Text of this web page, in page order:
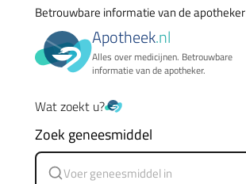
Betrouwbare informatie van de apotheker
Apotheek.nl
Alles over medicijnen. Betrouwbare
informatie van de apotheker.
Wat zoekt u?
Zoek geneesmiddel